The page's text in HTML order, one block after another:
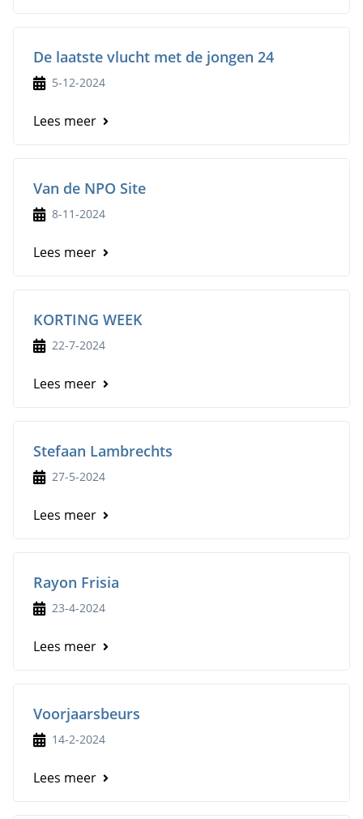
De laatste vlucht met de jongen 24
5-12-2024
Lees meer
Van de NPO Site
8-11-2024
Lees meer
KORTING WEEK
22-7-2024
Lees meer
Stefaan Lambrechts
27-5-2024
Lees meer
Rayon Frisia
23-4-2024
Lees meer
Voorjaarsbeurs
14-2-2024
Lees meer